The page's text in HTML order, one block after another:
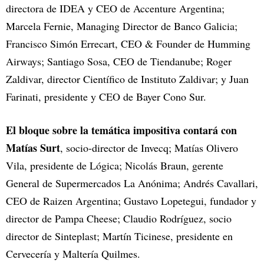
directora de IDEA y CEO de Accenture Argentina;
Marcela Fernie, Managing Director de Banco Galicia;
Francisco Simón Errecart, CEO & Founder de Humming
Airways; Santiago Sosa, CEO de Tiendanube; Roger
Zaldivar, director Científico de Instituto Zaldivar; y Juan
Farinati, presidente y CEO de Bayer Cono Sur.
El bloque sobre la temática impositiva contará con
Matías Surt, socio-director de Invecq; Matías Olivero
Vila, presidente de Lógica; Nicolás Braun, gerente
General de Supermercados La Anónima; Andrés Cavallari,
CEO de Raizen Argentina; Gustavo Lopetegui, fundador y
director de Pampa Cheese; Claudio Rodríguez, socio
director de Sinteplast; Martín Ticinese, presidente en
Cervecería y Maltería Quilmes.